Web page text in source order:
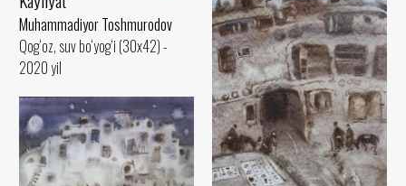
Muhammadiyor Toshmurodov
Qog‘oz, suv bo‘yog‘i (30x42) -
2020 yil